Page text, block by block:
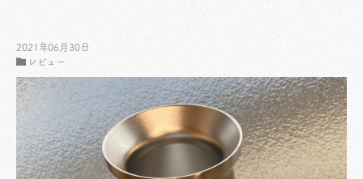
2021年06月30日
レビュー